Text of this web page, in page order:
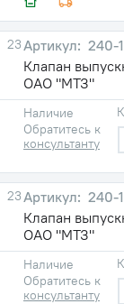
23
240-
Клапан
ОАО "МТЗ"
Наличие
Обратитесь к
консультанту
23
240-
Клапан
ОАО "МТЗ"
Наличие
Обратитесь к
консультанту